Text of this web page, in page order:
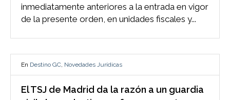
inmediatamente anteriores a la entrada en vigor
de la presente orden, en unidades fiscales y...
En Destino GC Novedades Jurídicas
El TSJ de Madrid da la razón a un guardia